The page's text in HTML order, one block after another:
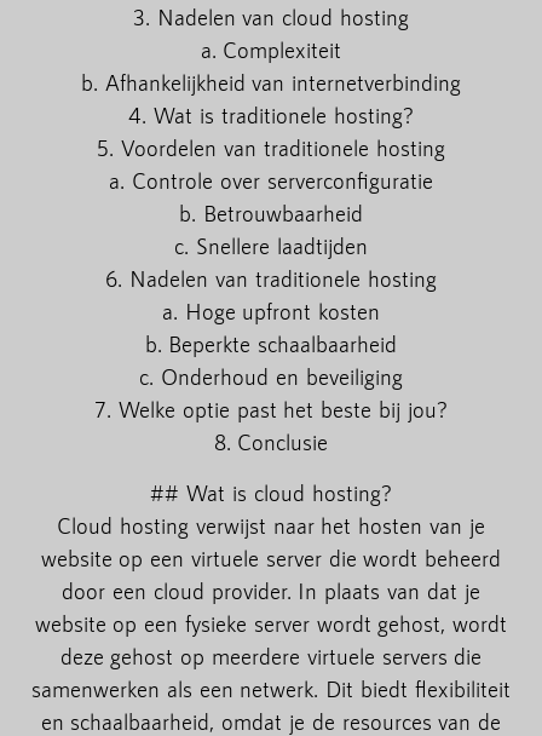
3. Nadelen van cloud hosting
a. Complexiteit
b. Afhankelijkheid van internetverbinding
4. Wat is traditionele hosting?
5. Voordelen van traditionele hosting
a. Controle over serverconfiguratie
b. Betrouwbaarheid
c. Snellere laadtijden
6. Nadelen van traditionele hosting
a. Hoge upfront kosten
b. Beperkte schaalbaarheid
c. Onderhoud en beveiliging
7. Welke optie past het beste bij jou?
8. Conclusie
## Wat is cloud hosting?
Cloud hosting verwijst naar het hosten van je
website op een virtuele server die wordt beheerd
door een cloud provider. In plaats van dat je
website op een fysieke server wordt gehost, wordt
deze gehost op meerdere virtuele servers die
samenwerken als een netwerk. Dit biedt flexibiliteit
en schaalbaarheid, omdat je de resources van de